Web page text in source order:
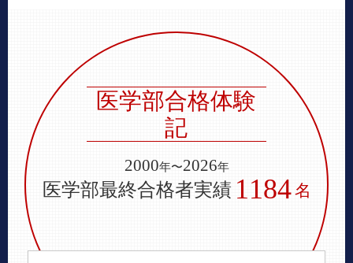
医学部合格体験
記
2000年〜2026年
医学部最終合格者実績 1184 名